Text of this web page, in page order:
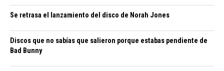
Se retrasa el lanzamiento del disco de Norah Jones
Discos que no sabías que salieron porque estabas pendiente de
Bad Bunny